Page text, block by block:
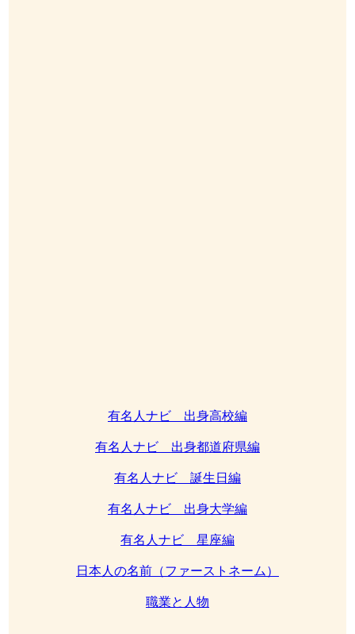
有名人ナビ 出身高校編
有名人ナビ 出身都道府県編
有名人ナビ 誕生日編
有名人ナビ 出身大学編
有名人ナビ 星座編
日本人の名前（ファーストネーム）
職業と人物